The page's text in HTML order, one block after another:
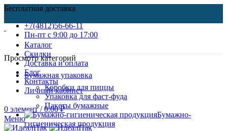
Бесплатная доставка
+7(4812)56-66-11
Пн-пт c 9:00 до 17:00
Каталог
Скидки
Доставка и оплата
Блог
Контакты
Личный кабинет
0 элемент / 0.00₽
Меню
Просмотр категорий
Бумажная упаковка
Коробки для пиццы
Упаковка для фаст-фуда
Пакеты бумажные
Бумажно-
гигиеническая продукция